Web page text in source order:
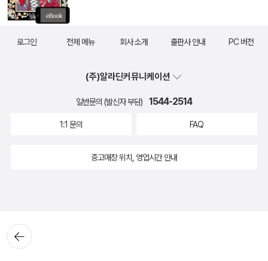
뒤로가
기
로그인 전체 메뉴 회사 소개 출판사 안내 PC 버전
(주)알라딘커뮤니케이션
일반문의 (발신자 부담) 1544-2514
1:1 문의 FAQ
중고매장 위치, 영업시간 안내